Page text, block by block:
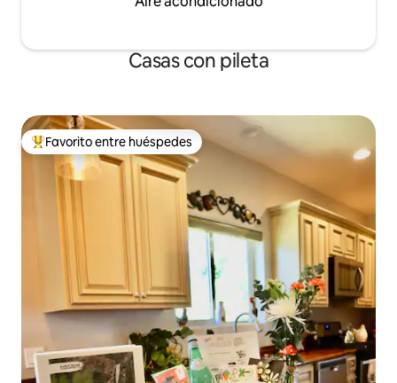
Casas con pileta
Favorito entre los huéspedes más destacados
Favorito entre huéspedes